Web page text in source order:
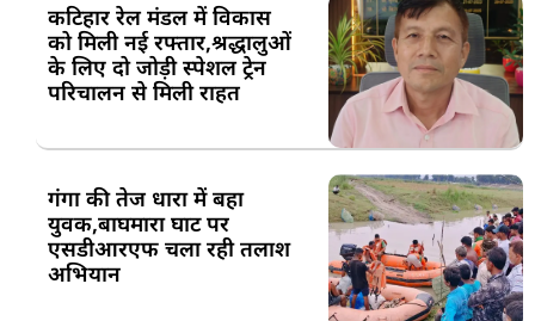
कटिहार रेल मंडल में विकास
को मिली नई रफ्तार,श्रद्धालुओं
के लिए दो जोड़ी स्पेशल ट्रेन
परिचालन से मिली राहत
गंगा की तेज धारा में बहा
युवक,बाघमारा घाट पर
एसडीआरएफ चला रही तलाश
अभियान